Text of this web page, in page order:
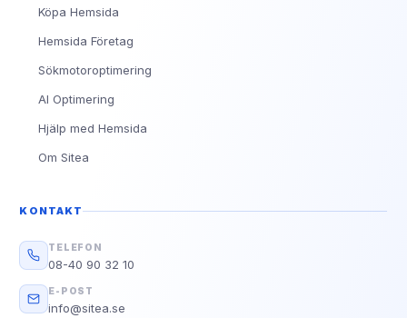
Köpa Hemsida
Hemsida Företag
Sökmotoroptimering
AI Optimering
Hjälp med Hemsida
Om Sitea
KONTAKT
TELEFON
08-40 90 32 10
E-POST
info@sitea.se